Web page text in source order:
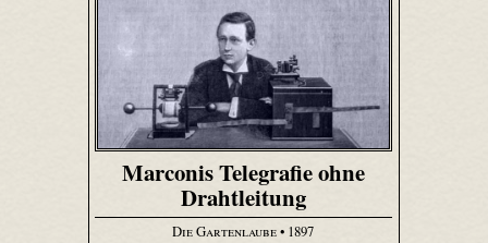
Marconis Telegrafie ohne
Drahtleitung
Die Gartenlaube• 1897